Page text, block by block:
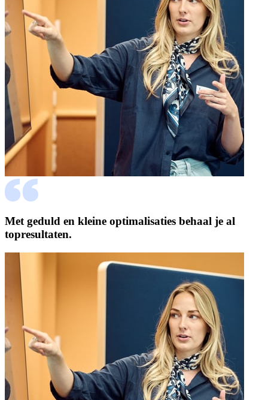
Met geduld en kleine optimalisaties behaal je al
topresultaten.